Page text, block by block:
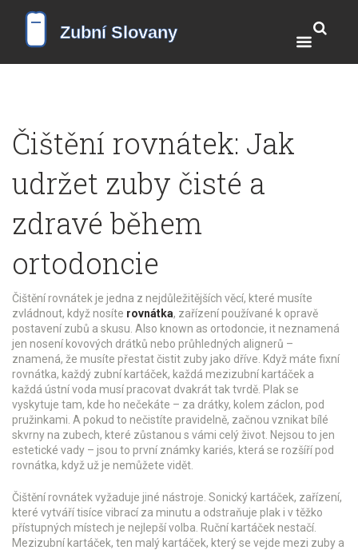
Čištění rovnátek: Jak
udržet zuby čisté a
zdravé během
ortodoncie
Čištění rovnátek je jedna z nejdůležitějších věcí, které musíte
zvládnout, když nosíte rovnátka, zařízení používané k opravě
postavení zubů a skusu . Also known as ortodoncie, itneznamená
jen nosení kovových drátků nebo průhledných alignerů –
znamená, že musíte přestat čistit zuby jako dříve Když máte fixní
rovnátka, každý zubní kartáček, každá mezizubní kartáček a
každá ústní voda musí pracovat dvakrát tak tvrdě. Plak se
vyskytuje tam, kde ho nečekáte – za drátky, kolem záclon, pod
pružinkami. A pokud to nečistíte pravidelně, začnou vznikat bílé
skvrny na zubech, které zůstanou s vámi celý život. Nejsou to jen
estetické vady – jsou to první známky kariés, která se rozšíří pod
rovnátka, když už je nemůžete vidět.
Čištění rovnátek vyžaduje jiné nástroje. Sonický kartáček, zařízení,
které vytváří tisíce vibrací za minutu a odstraňuje plak i v těžko
přístupných místech je nejlepší volba. Ruční kartáček nestačí.
Mezizubní kartáček, ten malý kartáček, který se vejde mezi zuby a